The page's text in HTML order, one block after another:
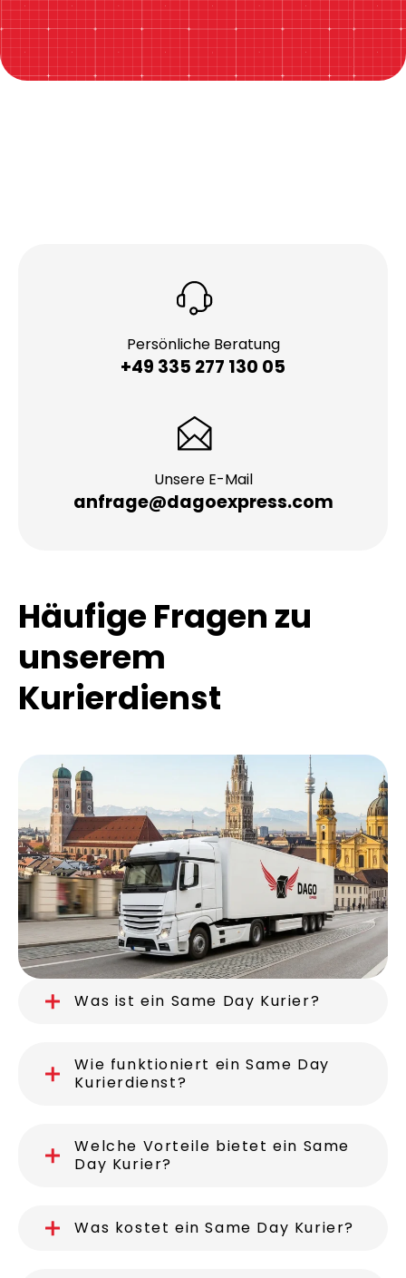
Persönliche Beratung
+49 335 277 130 05
Unsere E-Mail
anfrage@dagoexpress.com
Häufige Fragen zu
unserem
Kurierdienst
Was ist ein Same Day Kurier?
Wie funktioniert ein Same Day
Kurierdienst?
Welche Vorteile bietet ein Same
Day Kurier?
Was kostet ein Same Day Kurier?